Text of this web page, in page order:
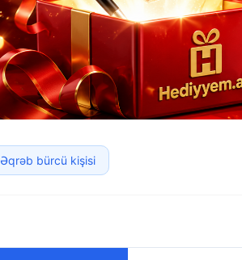
Əqrəb bürcü kişisi